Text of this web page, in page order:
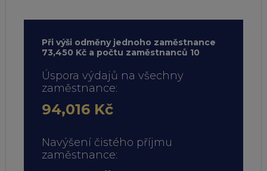
Při výši odměny jednoho zaměstnance
73,450 Kč a počtu zaměstnanců 10
Úspora výdajů na všechny
zaměstnance:
94,016 Kč
Navýšení čistého příjmu
zaměstnance: